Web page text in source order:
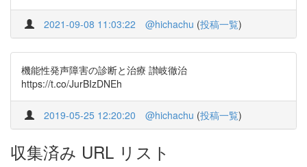
2021-09-08 11:03:22 @hichachu (投稿一覧)
機能性発声障害の診断と治療 讃岐徹治
https://t.co/JurBIzDNEh
2019-05-25 12:20:20 @hichachu (投稿一覧)
収集済み URL リスト